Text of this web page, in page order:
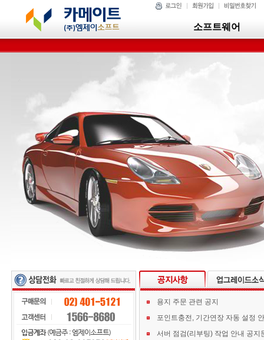
소프트웨어
용지 주문 관련 공지
포인트충전, 기간연장 자동 설정
서버 점검(리부팅) 작업 안내 공지